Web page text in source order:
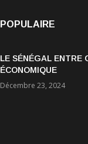
POPULAIRE
LE SÉNÉGAL ENTRE
ÉCONOMIQUE
Décembre 23, 2024